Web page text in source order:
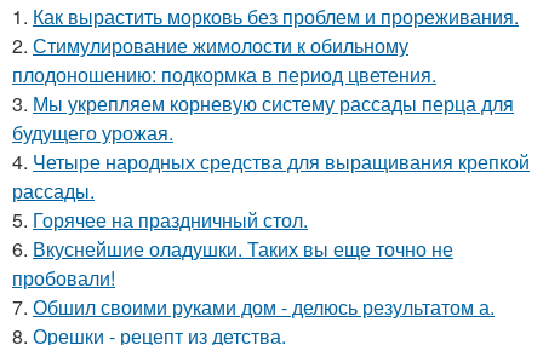
1. Как вырастить морковь без проблем и прореживания.
2. Стимулирование жимолости к обильному
плодоношению: подкормка в период цветения.
3. Мы укрепляем корневую систему рассады перца для
будущего урожая.
4. Четыре народных средства для выращивания крепкой
рассады.
5. Горячее на праздничный стол.
6. Вкуснейшие оладушки. Таких вы еще точно не
пробовали!
7. Обшил своими руками дом - делюсь результатом а.
8. Орешки - рецепт из детства.